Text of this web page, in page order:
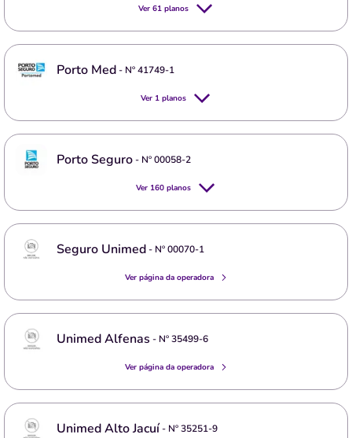
Ver 61 planos
Porto Med- Nº41749-1
Ver 1 planos
Porto Seguro- Nº00058-2
Ver 160 planos
Seguro Unimed- Nº00070-1
Ver página da operadora
Unimed Alfenas - Nº35499-6
Ver página da operadora
Unimed Alto Jacuí- Nº35251-9